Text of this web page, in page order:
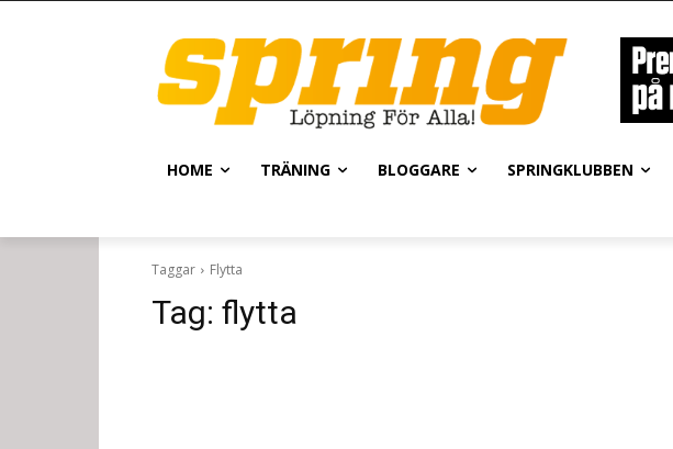
HOME TRÄNING BLOGGARE SPRINGKLUBBEN
Taggar Flytta
Tag: flytta